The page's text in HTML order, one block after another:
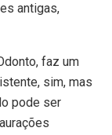
antigas,
faz um
sim, mas
pode ser